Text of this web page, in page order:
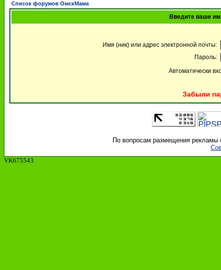
Список форумов ОмскМама
Введите ваше
Имя (ник) или адрес электронной почты:
Пароль:
Автоматически
Забыли
По вопросам размещения рекламы
VK675543